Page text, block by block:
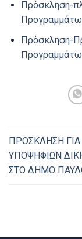
Πρόσκληση-
Πρόσκληση-
ΠΡΟΣΚΛΗΣΗ
ΥΠΟΨΗΦΙΩΝ
ΣΤΟ ΔΗΜΟ